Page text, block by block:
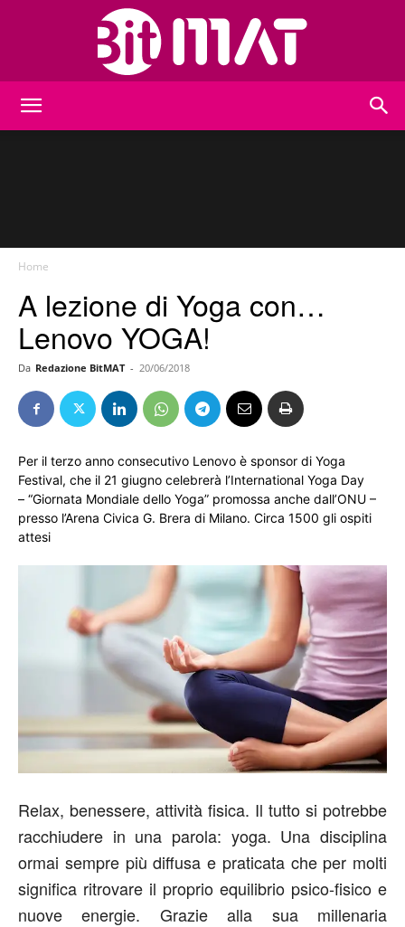
Home
A lezione di Yoga con…
Lenovo YOGA!
Da Redazione BitMAT - 20/06/2018
Per il terzo anno consecutivo Lenovo è sponsor di Yoga
Festival, che il 21 giugno celebrerà l’International Yoga Day
– “Giornata Mondiale dello Yoga” promossa anche dall’ONU –
presso l’Arena Civica G. Brera di Milano. Circa 1500 gli ospiti
attesi
Relax, benessere, attività fisica. Il tutto si potrebbe
racchiudere in una parola: yoga. Una disciplina
ormai sempre più diffusa e praticata che per molti
significa ritrovare il proprio equilibrio psico-fisico e
nuove energie. Grazie alla sua millenaria